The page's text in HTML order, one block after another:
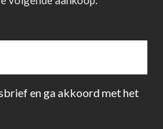
en ga akkoord met het